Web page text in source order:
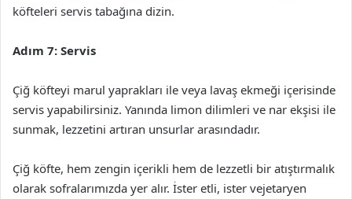
köfteleri servis tabağına dizin.
Adım 7: Servis
Çiğ köfteyi marul yaprakları ile veya lavaş ekmeği içerisinde
servis yapabilirsiniz. Yanında limon dilimleri ve nar ekşisi ile
sunmak, lezzetini artıran unsurlar arasındadır.
Çiğ köfte, hem zengin içerikli hem de lezzetli bir atıştırmalık
olarak sofralarımızda yer alır. İster etli, ister vejetaryen